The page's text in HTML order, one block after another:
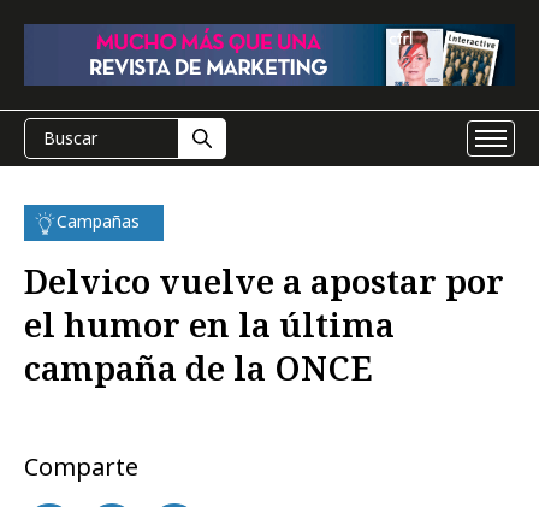
Campañas
Delvico vuelve a apostar por
el humor en la última
campaña de la ONCE
Comparte